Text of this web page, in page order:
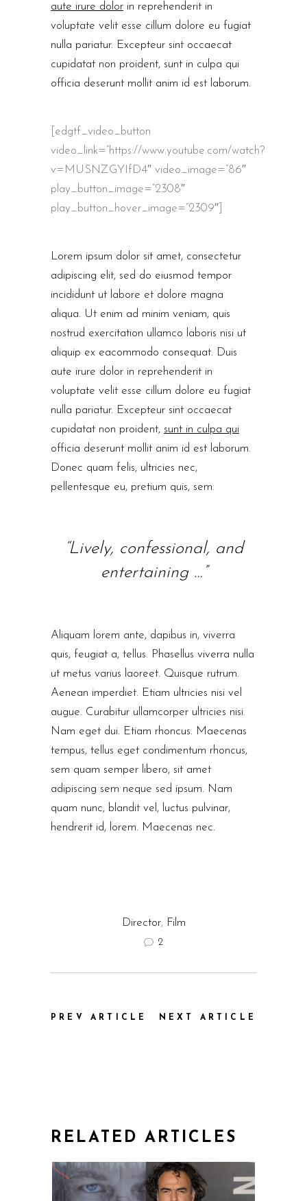
aute irure dolor in reprehenderit in
voluptate velit esse cillum dolore eu fugiat
nulla pariatur. Excepteur sint occaecat
cupidatat non proident, sunt in culpa qui
officia deserunt mollit anim id est laborum.
[edgtf_video_button
video_link=”https://www.youtube.com/watch?
v=MUSNZGYIfD4″ video_image=”86″
play_button_image=”2308″
play_button_hover_image=”2309″]
Lorem ipsum dolor sit amet, consectetur
adipiscing elit, sed do eiusmod tempor
incididunt ut labore et dolore magna
aliqua. Ut enim ad minim veniam, quis
nostrud exercitation ullamco laboris nisi ut
aliquip ex eacommodo consequat. Duis
aute irure dolor in reprehenderit in
voluptate velit esse cillum dolore eu fugiat
nulla pariatur. Excepteur sint occaecat
cupidatat non proident, sunt in culpa qui
officia deserunt mollit anim id est laborum.
Donec quam felis, ultricies nec,
pellentesque eu, pretium quis, sem.
“Lively, confessional, and
entertaining …”
Aliquam lorem ante, dapibus in, viverra
quis, feugiat a, tellus. Phasellus viverra nulla
ut metus varius laoreet. Quisque rutrum.
Aenean imperdiet. Etiam ultricies nisi vel
augue. Curabitur ullamcorper ultricies nisi.
Nam eget dui. Etiam rhoncus. Maecenas
tempus, tellus eget condimentum rhoncus,
sem quam semper libero, sit amet
adipiscing sem neque sed ipsum. Nam
quam nunc, blandit vel, luctus pulvinar,
hendrerit id, lorem. Maecenas nec.
Director, Film
2
PREV ARTICLE NEXT ARTICLE
RELATED ARTICLES